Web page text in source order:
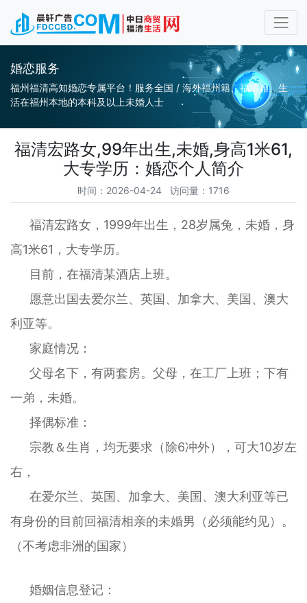
婚恋服务
福州福清高知婚恋专属平台！服务全国 / 海外福州籍、福清籍、生
活在福州本地的本科及以上未婚人士
福清宏路女,99年出生,未婚,身高1米61,
大专学历：婚恋个人简介
时间：2026-04-24 访问量：1716
福清宏路女，1999年出生，28岁属兔，未婚，身
高1米61，大专学历。
目前，在福清某酒店上班。
愿意出国去爱尔兰、英国、加拿大、美国、澳大
利亚等。
家庭情况：
父母名下，有两套房。父母，在工厂上班；下有
一弟，未婚。
择偶标准：
宗教＆生肖，均无要求（除6冲外），可大10岁左
右，
在爱尔兰、英国、加拿大、美国、澳大利亚等已
有身份的目前回福清相亲的未婚男 （必须能约见）。
（不考虑非洲的国家）
婚姻信息登记：